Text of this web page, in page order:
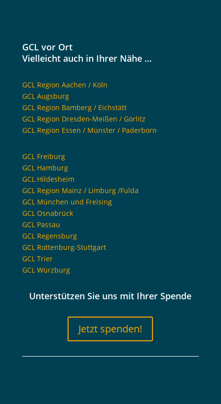
GCL vor Ort
Vielleicht auch in Ihrer Nähe …
GCL Region Aachen / Köln
GCL Augsburg
GCL Region Bamberg / Eichstätt
GCL Region Dresden-Meißen / Görlitz
GCL Region Essen / Münster / Paderborn
GCL Freiburg
GCL Hamburg
GCL Hildesheim
GCL Region Mainz / Limburg /Fulda
GCL München und Freising
GCL Osnabrück
GCL Passau
GCL Regensburg
GCL Rottenburg-Stuttgart
GCL Trier
GCL Würzburg
Unterstützen Sie uns mit Ihrer Spende
Jetzt spenden!